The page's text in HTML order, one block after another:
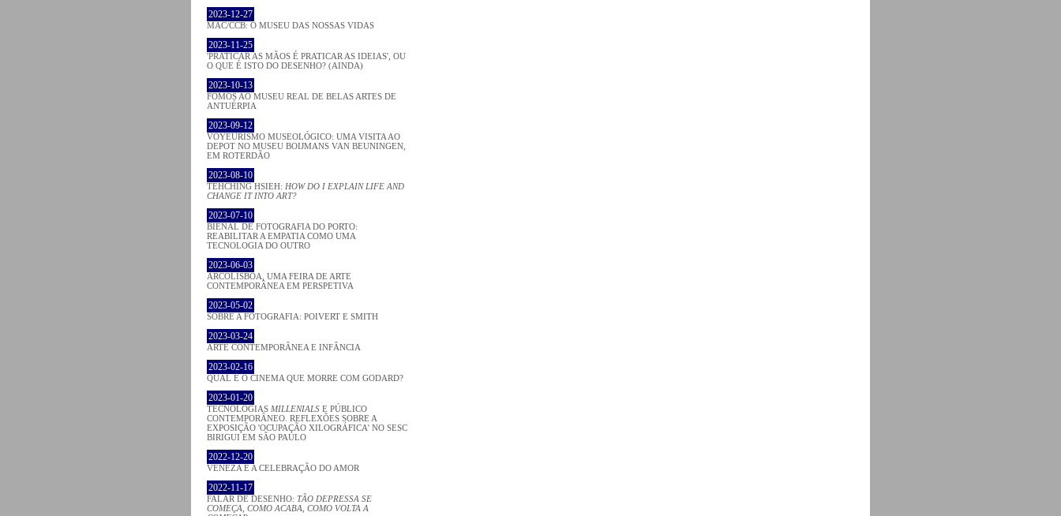
2023-12-27
MAC/CCB: O MUSEU DAS NOSSAS VIDAS
2023-11-25
'PRATICAR AS MÃOS É PRATICAR AS IDEIAS', OU
O QUE É ISTO DO DESENHO? (AINDA)
2023-10-13
FOMOS AO MUSEU REAL DE BELAS ARTES DE
ANTUÉRPIA
2023-09-12
VOYEURISMO MUSEOLÓGICO: UMA VISITA AO
DEPOT NO MUSEU BOIJMANS VAN BEUNINGEN,
EM ROTERDÃO
2023-08-10
TEHCHING HSIEH: HOW DO I EXPLAIN LIFE AND
CHANGE IT INTO ART?
2023-07-10
BIENAL DE FOTOGRAFIA DO PORTO:
REABILITAR A EMPATIA COMO UMA
TECNOLOGIA DO OUTRO
2023-06-03
ARCOLISBOA, UMA FEIRA DE ARTE
CONTEMPORÂNEA EM PERSPETIVA
2023-05-02
SOBRE A FOTOGRAFIA: POIVERT E SMITH
2023-03-24
ARTE CONTEMPORÂNEA E INFÂNCIA
2023-02-16
QUAL É O CINEMA QUE MORRE COM GODARD?
2023-01-20
TECNOLOGIAS MILLENIALS E PÚBLICO
CONTEMPORÂNEO. REFLEXÕES SOBRE A
EXPOSIÇÃO 'OCUPAÇÃO XILOGRÁFICA' NO SESC
BIRIGUI EM SÃO PAULO
2022-12-20
VENEZA E A CELEBRAÇÃO DO AMOR
2022-11-17
FALAR DE DESENHO: TÃO DEPRESSA SE
COMEÇA, COMO ACABA, COMO VOLTA A